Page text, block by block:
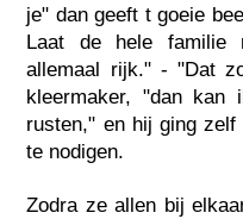
je" dan geeft t goeie
Laat de hele familie
allemaal rijk." - "Dat
kleermaker, "dan kan
rusten," en hij ging
te nodigen.
Zodra ze allen bij